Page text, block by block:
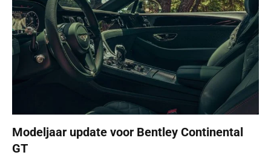
Modeljaar update voor Bentley Continental
GT